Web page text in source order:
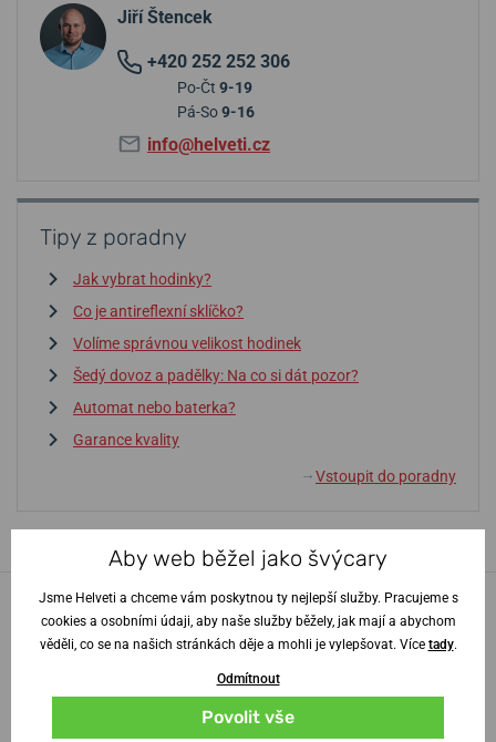
Jiří Štencek
+420 252 252 306
Po-Čt 9-19
Pá-So9-16
info@helveti.cz
Tipy z poradny
Jak vybrat hodinky?
Co je antireflexní sklíčko?
Volíme správnou velikost hodinek
Šedý dovoz a padělky: Na co si dát pozor?
Automat nebo baterka?
Garance kvality
↓ Vstoupit do poradny
100% zákazníkůnáš
obchod doporučuje
100%
Aby web běžel jako švýcary
Jsme Helveti a chceme vám poskytnou ty nejlepší služby. Pracujeme s
cookies a osobními údaji, aby naše služby běžely, jak mají a abychom
věděli, co se na našich stránkách děje a mohli je vylepšovat. Více tady.
Odmítnout
Povolit vše